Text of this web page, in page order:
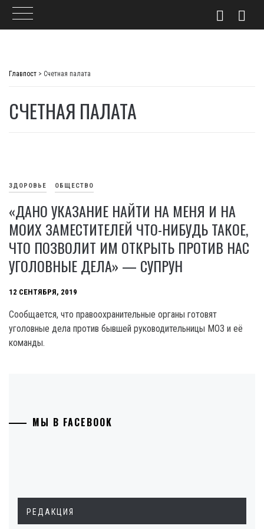
Главпост > Счетная палата
СЧЕТНАЯ ПАЛАТА
ЗДОРОВЬЕ ОБЩЕСТВО
«ДАНО УКАЗАНИЕ НАЙТИ НА МЕНЯ И НА
МОИХ ЗАМЕСТИТЕЛЕЙ ЧТО-НИБУДЬ ТАКОЕ,
ЧТО ПОЗВОЛИТ ИМ ОТКРЫТЬ ПРОТИВ НАС
УГОЛОВНЫЕ ДЕЛА» — СУПРУН
12 СЕНТЯБРЯ, 2019
Сообщается, что правоохранительные органы готовят
уголовные дела против бывшей руководительницы МОЗ и её
команды.
МЫ В FACEBOOK
РЕДАКЦИЯ